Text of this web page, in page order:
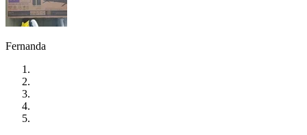
Fernanda